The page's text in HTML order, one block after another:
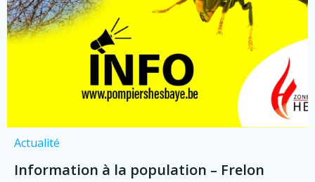
Actualité
Information à la population – Frelon